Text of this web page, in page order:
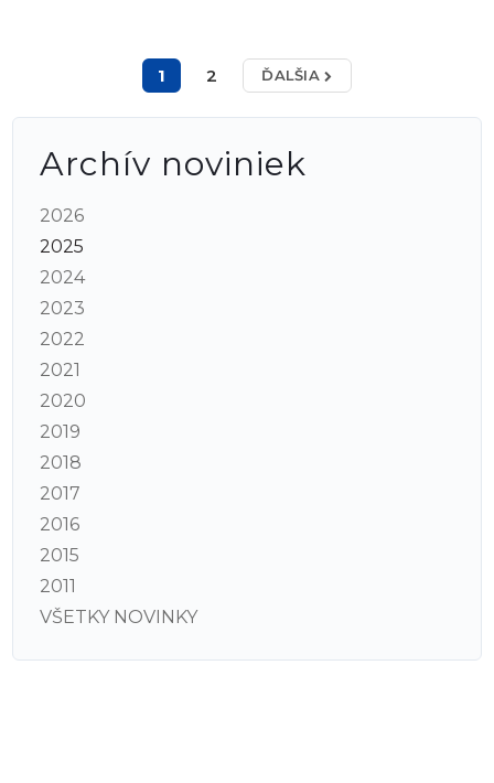
1 2 ĎALŠIA
Archív noviniek
2026
2025
2024
2023
2022
2021
2020
2019
2018
2017
2016
2015
2011
VŠETKY NOVINKY